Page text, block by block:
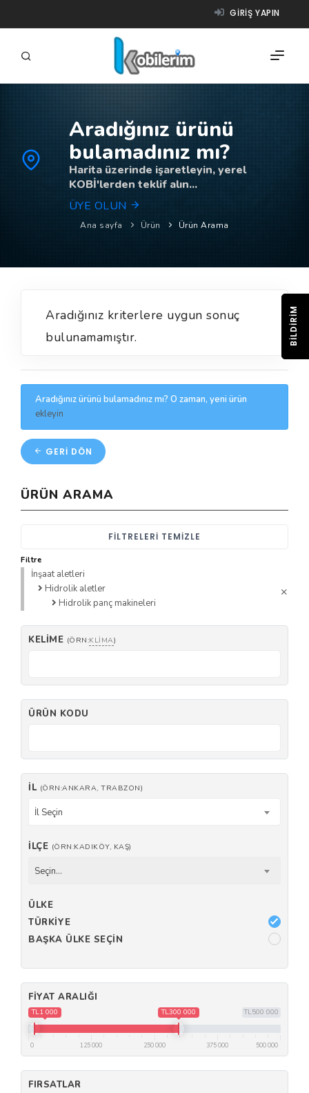
GIRIŞ YAPIN
FIRMALAR
ÜRÜNLER
NASIL ÇALIŞIR?
YARDIM
Aradığınız ürünü
bulamadınız mı?
Harita üzerinde işaretleyin, yerel
KOBİ'lerden teklif alın...
ÜYE OLUN
Ana sayfa Ürün Ürün Arama
Aradığınız kriterlere uygun sonuç
bulunamamıştır.
Aradığınız ürünü bulamadınız mı? O zaman, yeni ürün
ekleyin
GERI DÖN
ÜRÜN ARAMA
FILTRELERI TEMIZLE
Filtre
İnşaat aletleri
Hidrolik aletler
Hidrolik panç makineleri
KELIME (ÖRN:KLIMA)
ÜRÜN KODU
İL (ÖRN:ANKARA, TRABZON)
İl Seçin
İLÇE (ÖRN:KADIKÖY, KAŞ)
Seçin...
ÜLKE
TÜRKIYE
BAŞKA ÜLKE SEÇIN
FIYAT ARALIĞI
TL500 000
TL1 000 TL300 000
0 125 000 250 000 375 000 500 000
FIRSATLAR
BILDIRIM